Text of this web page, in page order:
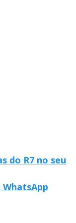
do R7 no seu